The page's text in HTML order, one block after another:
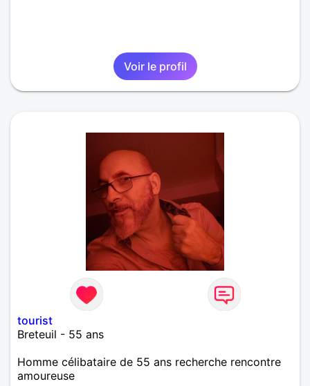
Voir le profil
tourist
Breteuil - 55 ans
Homme célibataire de 55 ans recherche rencontre
amoureuse